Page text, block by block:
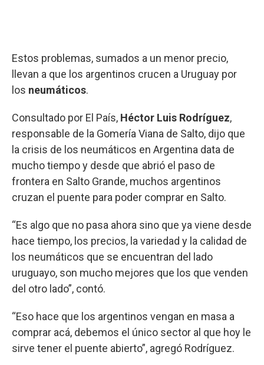
Estos problemas, sumados a un menor precio,
llevan a que los argentinos crucen a Uruguay por
los neumáticos.
Consultado por El País, Héctor Luis Rodríguez,
responsable de la Gomería Viana de Salto, dijo que
la crisis de los neumáticos en Argentina data de
mucho tiempo y desde que abrió el paso de
frontera en Salto Grande, muchos argentinos
cruzan el puente para poder comprar en Salto.
“Es algo que no pasa ahora sino que ya viene desde
hace tiempo, los precios, la variedad y la calidad de
los neumáticos que se encuentran del lado
uruguayo, son mucho mejores que los que venden
del otro lado”, contó.
“Eso hace que los argentinos vengan en masa a
comprar acá, debemos el único sector al que hoy le
sirve tener el puente abierto”, agregó Rodríguez.